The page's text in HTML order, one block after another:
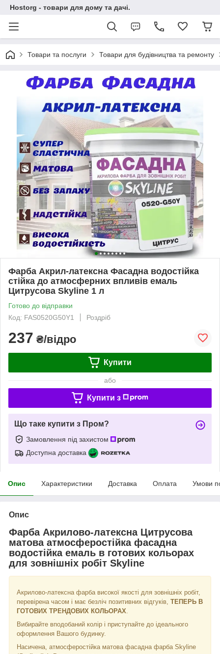
Hostorg - товари для дому та дачі.
Товари та послуги Товари для будівництва та ремонту
Фарба Акрил-латексна Фасадна водостійка
стійка до атмосферних впливів емаль
Цитрусова Skyline 1 л
Готово до відправки
Код: FAS0520G50Y1
Роздріб
237 ₴/відро
Купити
або
Купити з
Що таке купити з Пром?
Замовлення під захистом
Доступна доставка
Опис Характеристики Доставка Оплата Умови
Опис
Фарба Акрилово-латексна Цитрусова
матова атмосферостійка фасадна
водостійка емаль в готових кольорах
для зовнішніх робіт Skyline
Акрилово-латексна фарба високої якості для зовнішніх робіт,
перевірена часом і має безліч позитивних відгуків, ТЕПЕРЬ В
ГОТОВИХ ТРЕНДОВИХ КОЛЬОРАХ.
Вибирайте вподобаний колір і приступайте до ідеального
оформлення Вашого будинку.
Насичена, атмосферостійка матова фасадна фарба Skyline